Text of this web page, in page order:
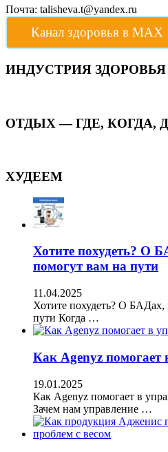
Почта: talisheva.t@yandex.ru
Канал здоровья в МАХ
ИНДУСТРИЯ
ОТДЫХ — ГДЕ, КОГДА,
ХУДЕЕМ
Хотите похудеть? О
помогут вам на пути
11.04.2025
Хотите похудеть? О БАДах,
пути Когда …
Как Agenyz помогает
19.01.2025
Как Agenyz помогает в
Зачем нам управление …